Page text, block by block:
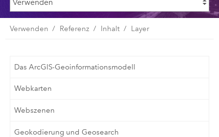
Verwenden Referenz Inhalt Layer
Das ArcGIS-Geoinformationsmodell
Webkarten
Webszenen
Geokodierung und Geosearch